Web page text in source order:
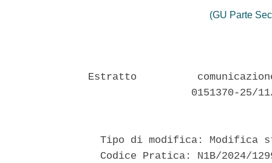
(GU Parte
Estratto
0151370-25/
Tipo di modifica: Modifica
Codice Pratica: N1B/2024/